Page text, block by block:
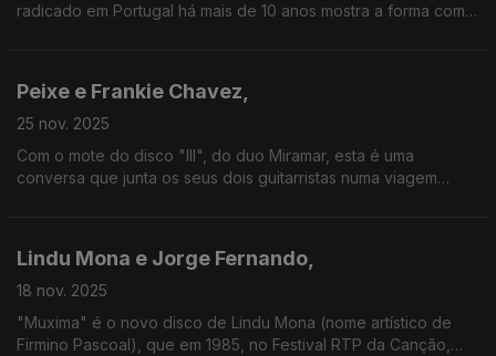
radicado em Portugal há mais de 10 anos mostra a forma como
Peixe e Frankie Chavez,
25 nov. 2025
Com o mote do disco "III", do duo Miramar, esta é uma
conversa que junta os seus dois guitarristas numa viagem
Lindu Mona e Jorge Fernando,
18 nov. 2025
"Muxima" é o novo disco de Lindu Mona (nome artístico de
Firmino Pascoal), que em 1985, no Festival RTP da Canção,